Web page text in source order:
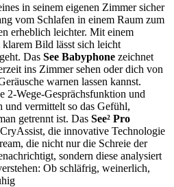
in seinem eigenen Zimmer sicher
vom Schlafen in einem Raum zum
erheblich leichter. Mit einem
Bild lässt sich leicht
Das See Babyphone zeichnet
ins Zimmer sehen oder dich von
warnen lassen kannst.
2-Wege-Gesprächsfunktion und
vermittelt so das Gefühl,
getrennt ist. Das See² Pro
die innovative Technologie
die nicht nur die Schreie der
sondern diese analysiert
Ob schläfrig, weinerlich,